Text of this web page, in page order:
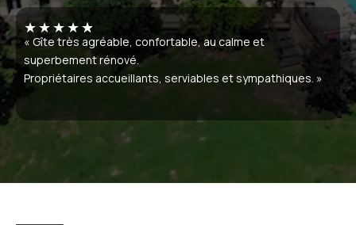
★★★★★
« Gîte très agréable, confortable, au calme et
superbement rénové.
Propriétaires accueillants, serviables et sympathiques. »